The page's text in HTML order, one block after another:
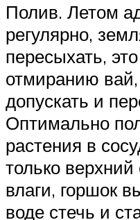
Полив. Летом
регулярно,
пересыхать,
отмиранию
допускать и
Оптимально
растения в
только
влаги, горшок
воде стечь и